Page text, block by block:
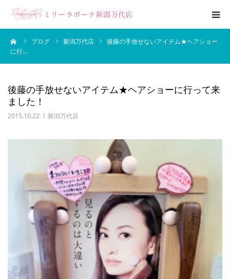
ブログ 新潟万代店
後藤の手放せないアイテム★ヘアショー
に行…
後藤の手放せないアイテム★ヘアショーに行って来
ました！
2015.10.22 新潟万代店
エステメニュー
ブログ